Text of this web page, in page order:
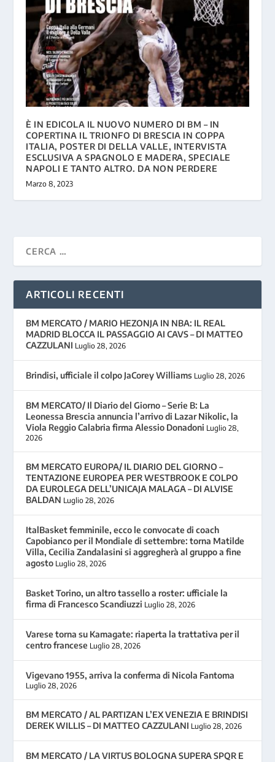
È IN EDICOLA IL NUOVO NUMERO DI BM – IN
COPERTINA IL TRIONFO DI BRESCIA IN COPPA
ITALIA, POSTER DI DELLA VALLE, INTERVISTA
ESCLUSIVA A SPAGNOLO E MADERA, SPECIALE
NAPOLI E TANTO ALTRO. DA NON PERDERE
Marzo 8, 2023
ARTICOLI RECENTI
BM MERCATO / MARIO HEZONJA IN NBA: IL REAL
MADRID BLOCCA IL PASSAGGIO AI CAVS – DI MATTEO
CAZZULANI Luglio 28, 2026
Brindisi, ufficiale il colpo JaCorey Williams Luglio 28, 2026
BM MERCATO/ Il Diario del Giorno – Serie B: La
Leonessa Brescia annuncia l’arrivo di Lazar Nikolic, la
Viola Reggio Calabria firma Alessio Donadoni Luglio 28,
2026
BM MERCATO EUROPA/ IL DIARIO DEL GIORNO –
TENTAZIONE EUROPEA PER WESTBROOK E COLPO
DA EUROLEGA DELL’UNICAJA MALAGA – DI ALVISE
BALDAN Luglio 28, 2026
ItalBasket femminile, ecco le convocate di coach
Capobianco per il Mondiale di settembre: torna Matilde
Villa, Cecilia Zandalasini si aggregherà al gruppo a fine
agosto Luglio 28, 2026
Basket Torino, un altro tassello a roster: ufficiale la
firma di Francesco Scandiuzzi Luglio 28, 2026
Varese torna su Kamagate: riaperta la trattativa per il
centro francese Luglio 28, 2026
Vigevano 1955, arriva la conferma di Nicola Fantoma
Luglio 28, 2026
BM MERCATO / AL PARTIZAN L’EX VENEZIA E BRINDISI
DEREK WILLIS – DI MATTEO CAZZULANI Luglio 28, 2026
BM MERCATO / LA VIRTUS BOLOGNA SUPERA SPQR E